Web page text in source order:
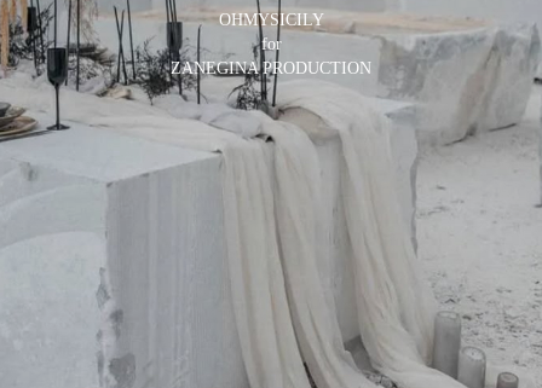
OHMYSICILY
for
ZANEGINA PRODUCTION